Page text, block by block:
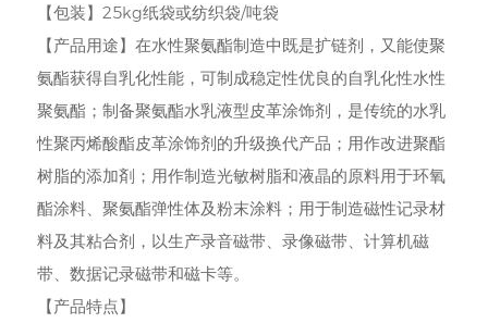
【包装】25kg纸袋或纺织袋/吨袋
【产品用途】在水性聚氨酯制造中既是扩链剂，又能使聚
氨酯获得自乳化性能，可制成稳定性优良的自乳化性水性
聚氨酯；制备聚氨酯水乳液型皮革涂饰剂，是传统的水乳
性聚丙烯酸酯皮革涂饰剂的升级换代产品；用作改进聚酯
树脂的添加剤；用作制造光敏树脂和液晶的原料用于环氧
酯涂料、聚氨酯弹性体及粉末涂料；用于制造磁性记录材
料及其粘合剂，以生产录音磁带、录像磁带、计算机磁
带、数据记录磁带和磁卡等。
【产品特点】